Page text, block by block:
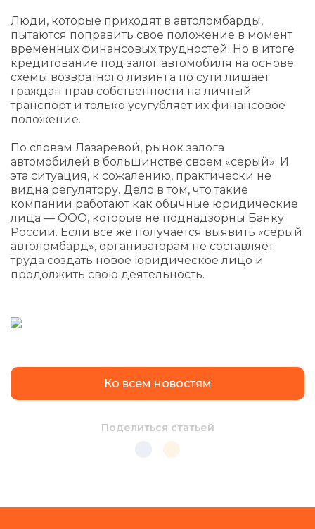
Люди, которые приходят в автоломбарды,
пытаются поправить свое положение в момент
временных финансовых трудностей. Но в итоге
кредитование под залог автомобиля на основе
схемы возвратного лизинга по сути лишает
граждан прав собственности на личный
транспорт и только усугубляет их финансовое
положение.
По словам Лазаревой, рынок залога
автомобилей в большинстве своем «серый». И
эта ситуация, к сожалению, практически не
видна регулятору. Дело в том, что такие
компании работают как обычные юридические
лица — ООО, которые не поднадзорны Банку
России. Если все же получается выявить «серый
автоломбард», организаторам не составляет
труда создать новое юридическое лицо и
продолжить свою деятельность.
Ко всем новостям
Поделиться статьей